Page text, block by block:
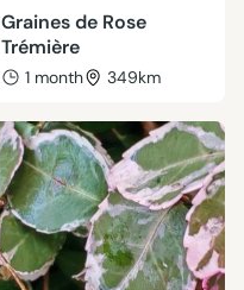
Graines de Rose
Trémière
1 month 349km